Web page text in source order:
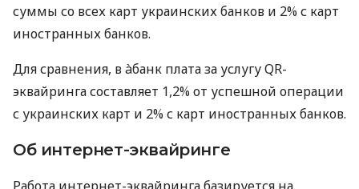
суммы со всех карт украинских банков и 2% с карт
иностранных банков.
Для сравнения, в àбанк плата за услугу QR-
эквайринга составляет 1,2% от успешной операции
с украинских карт и 2% с карт иностранных банков.
Об интернет-эквайринге